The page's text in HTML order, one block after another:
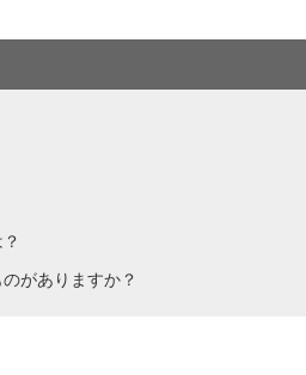
がありますか？